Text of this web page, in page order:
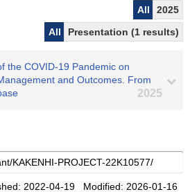
All
2025
All
Presentation (1 results)
the COVID-19 Pandemic on
and Outcomes. From
2025
2022-04-19 Modified: 2026-01-16